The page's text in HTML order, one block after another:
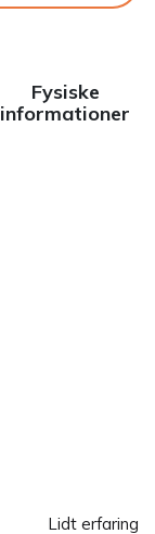
Fysiske
informationer
Lidt erfaring